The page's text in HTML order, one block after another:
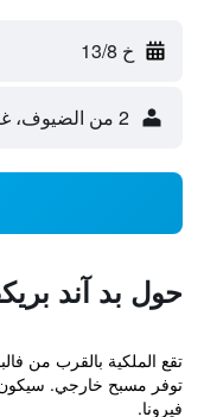
خ 13/8
2 من الضيوف، غرفة واحدة
حول بد آند
تقع الملكية بالقرب من
توفر مسبح خارجي. سيكون
فيرونا.